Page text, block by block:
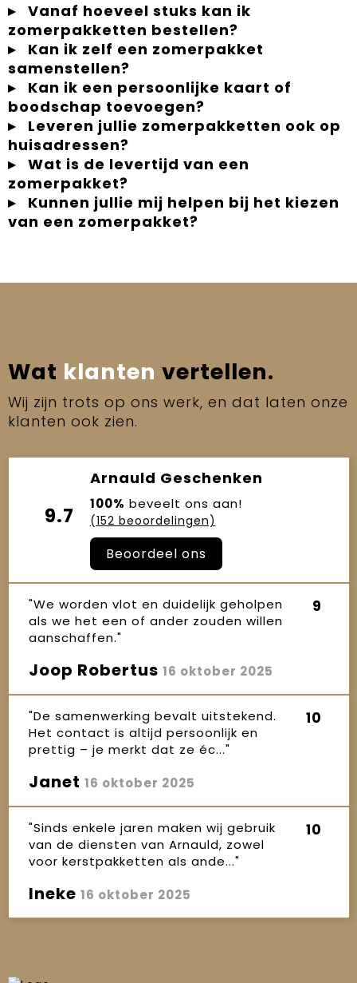
Vanaf hoeveel stuks kan ik
zomerpakketten bestellen?
Kan ik zelf een zomerpakket
samenstellen?
Kan ik een persoonlijke kaart of
boodschap toevoegen?
Leveren jullie zomerpakketten ook op
huisadressen?
Wat is de levertijd van een
zomerpakket?
Kunnen jullie mij helpen bij het kiezen
van een zomerpakket?
Wat klanten vertellen.
Wij zijn trots op ons werk, en dat laten onze
klanten ook zien.
9.7
Arnauld Geschenken
100% beveelt ons aan!
(152 beoordelingen)
Beoordeel ons
"We worden vlot en duidelijk geholpen
als we het een of ander zouden willen
aanschaffen."
9
Joop Robertus 16 oktober 2025
"De samenwerking bevalt uitstekend.
Het contact is altijd persoonlijk en
prettig – je merkt dat ze éc..."
10
Janet 16 oktober 2025
"Sinds enkele jaren maken wij gebruik
van de diensten van Arnauld, zowel
voor kerstpakketten als ande..."
10
Ineke 16 oktober 2025